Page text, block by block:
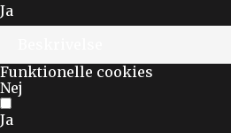
Ja
Funktionelle cookies
Nej
Ja